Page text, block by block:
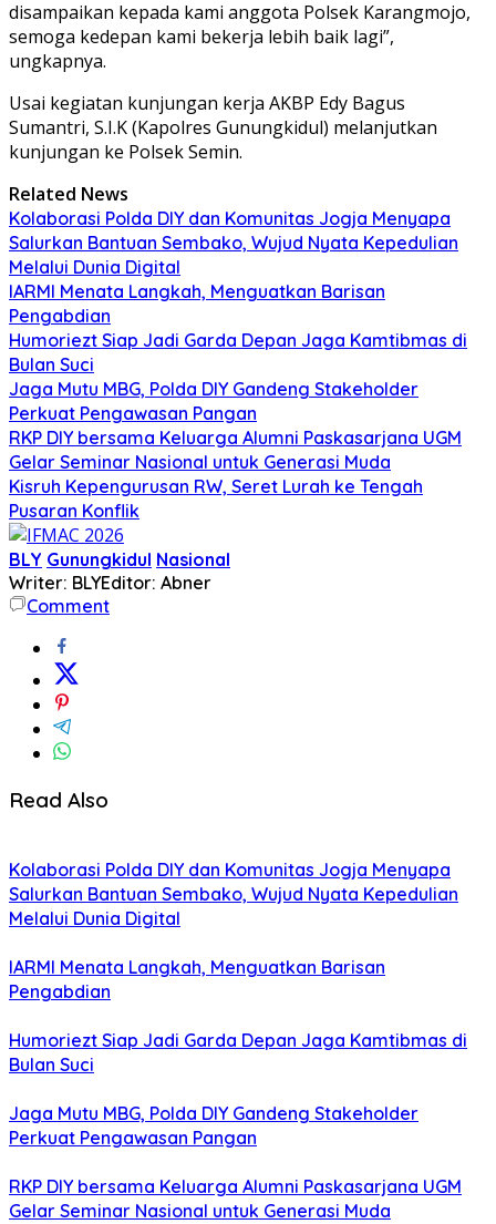
disampaikan kepada kami anggota Polsek Karangmojo,
semoga kedepan kami bekerja lebih baik lagi”,
ungkapnya.
Usai kegiatan kunjungan kerja AKBP Edy Bagus
Sumantri, S.I.K (Kapolres Gunungkidul) melanjutkan
kunjungan ke Polsek Semin.
Related News
Kolaborasi Polda DIY dan Komunitas Jogja Menyapa
Salurkan Bantuan Sembako, Wujud Nyata Kepedulian
Melalui Dunia Digital
IARMI Menata Langkah, Menguatkan Barisan
Pengabdian
Humoriezt Siap Jadi Garda Depan Jaga Kamtibmas di
Bulan Suci
Jaga Mutu MBG, Polda DIY Gandeng Stakeholder
Perkuat Pengawasan Pangan
RKP DIY bersama Keluarga Alumni Paskasarjana UGM
Gelar Seminar Nasional untuk Generasi Muda
Kisruh Kepengurusan RW, Seret Lurah ke Tengah
Pusaran Konflik
BLY Gunungkidul Nasional
Writer: BLYEditor: Abner
Comment
Read Also
Kolaborasi Polda DIY dan Komunitas Jogja Menyapa
Salurkan Bantuan Sembako, Wujud Nyata Kepedulian
Melalui Dunia Digital
IARMI Menata Langkah, Menguatkan Barisan
Pengabdian
Humoriezt Siap Jadi Garda Depan Jaga Kamtibmas di
Bulan Suci
Jaga Mutu MBG, Polda DIY Gandeng Stakeholder
Perkuat Pengawasan Pangan
RKP DIY bersama Keluarga Alumni Paskasarjana UGM
Gelar Seminar Nasional untuk Generasi Muda